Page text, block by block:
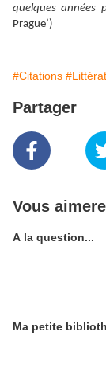
quelques années
Prague’)
#Citations
Partager
Vous
A la question...
Ma petite